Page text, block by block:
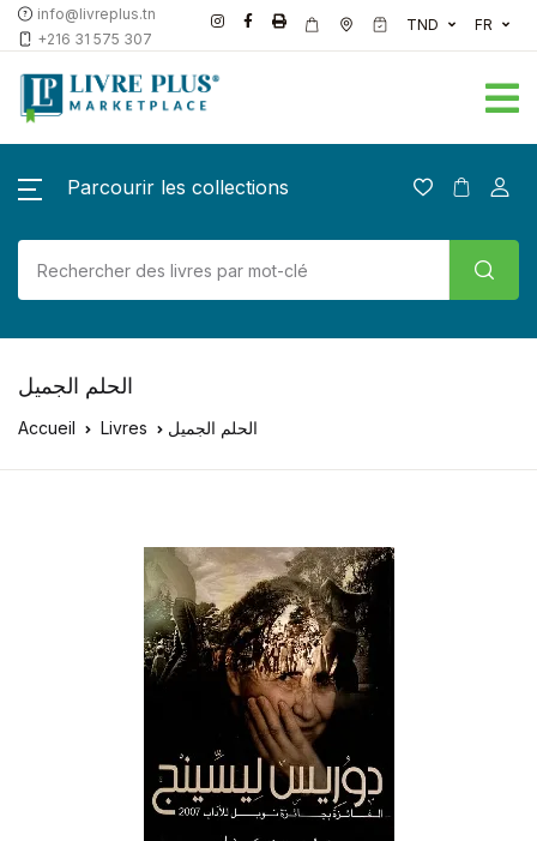
info@livreplus.tn
+216 31 575 307
TND FR
Parcourir les collections
الحلم الجميل
Accueil Livres الحلم الجميل